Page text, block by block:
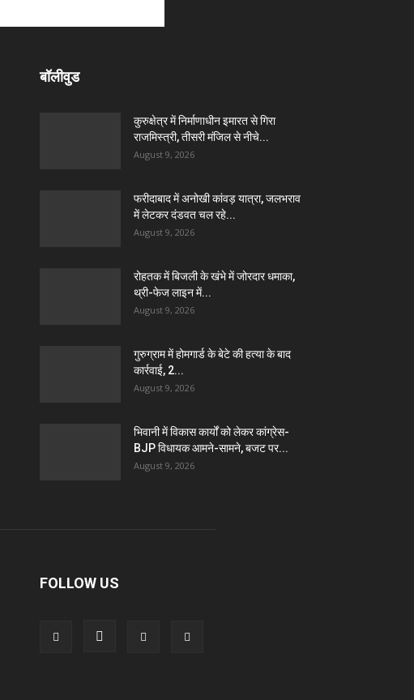
बॉलीवुड
कुरुक्षेत्र में निर्माणाधीन इमारत से गिरा
राजमिस्त्री, तीसरी मंजिल से नीचे...
August 9, 2026
फरीदाबाद में अनोखी कांवड़ यात्रा, जलभराव
में लेटकर दंडवत चल रहे...
August 9, 2026
रोहतक में बिजली के खंभे में जोरदार धमाका,
थ्री-फेज लाइन में...
August 9, 2026
गुरुग्राम में होमगार्ड के बेटे की हत्या के बाद
कार्रवाई, 2...
August 9, 2026
भिवानी में विकास कार्यों को लेकर कांग्रेस-
BJP विधायक आमने-सामने, बजट पर...
August 9, 2026
FOLLOW US